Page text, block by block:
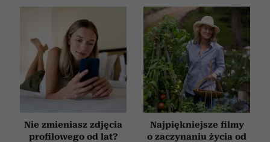
Nie zmieniasz zdjęcia
profilowego od lat?
Najpiękniejsze filmy
o zaczynaniu życia od